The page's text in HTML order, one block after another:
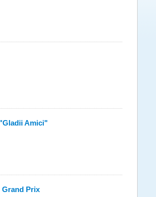
Amici"
Grand Prix